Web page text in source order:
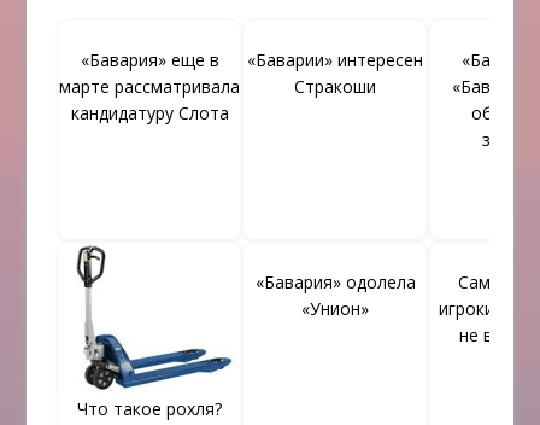
«Бавария» еще в
марте рассматривала
кандидатуру Слота
«Баварии» интересен
Стракоши
Что такое рохля?
«Бавария» одолела
«Унион»
Самые
игроки
не в